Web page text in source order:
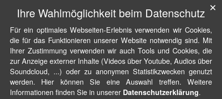
Ihre Wahlmöglichkeit beim Datenschutz
Für ein optimales Webseiten-Erlebnis verwenden wir Cookies,
die für das Funktionieren unserer Website notwendig sind. Mit
Ihrer Zustimmung verwenden wir auch Tools und Cookies, die
zur Anzeige externer Inhalte (Videos über Youtube, Audios über
Soundcloud, ...) oder zu anonymen Statistikzwecken genutzt
werden. Hier können Sie eine Auswahl treffen. Weitere
Informationen finden Sie in unserer Datenschutzerklärung.
✕